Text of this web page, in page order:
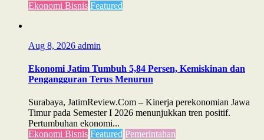
Ekonomi Bisnis Featured
Aug 8, 2026 admin
Ekonomi Jatim Tumbuh 5,84 Persen, Kemiskinan dan
Pengangguran Terus Menurun
Surabaya, JatimReview.Com – Kinerja perekonomian Jawa
Timur pada Semester I 2026 menunjukkan tren positif.
Pertumbuhan ekonomi...
Ekonomi Bisnis Featured Pemerintahan